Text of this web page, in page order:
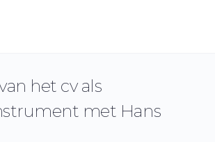
het cv als
met Hans